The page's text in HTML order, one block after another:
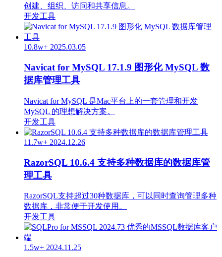
创建、组织、访问和共享信息。
开发工具
10.8w+ 2025.03.05
Navicat for MySQL 17.1.9 图形化 MySQL 数
据库管理工具
Navicat for MySQL 是Mac平台上的一套管理和开发
MySQL 的理想解决方案。
开发工具
11.7w+ 2024.12.26
RazorSQL 10.6.4 支持多种数据库的数据库管
理工具
RazorSQL支持超过30种数据库，可以同时查询管理多种
数据库，非常便于开发使用。
开发工具
1.5w+ 2024.11.25